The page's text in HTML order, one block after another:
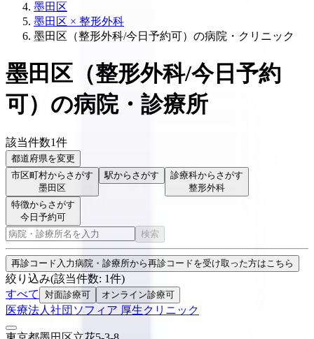
墨田区
墨田区 × 整形外科
墨田区（整形外科/今日予約可）の病院・クリニック
墨田区 （整形外科/今日予約
可） の病院・診療所
該当件数1件
都道府県を変更
市区町村からさがす
墨田区
駅からさがす
診療科からさがす
整形外科
特徴からさがす
今日予約可
検索
再診コード入力病院・診療所から再診コードを受け取った方はこちら
絞り込み(該当件数: 1件)
すべて
対面診療可 オンライン診療可
医療法人社団ソフィア 厚生クリニック